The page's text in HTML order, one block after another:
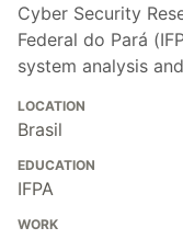
Cyber Security
Federal do Pará
system analysis
LOCATION
Brasil
EDUCATION
IFPA
WORK